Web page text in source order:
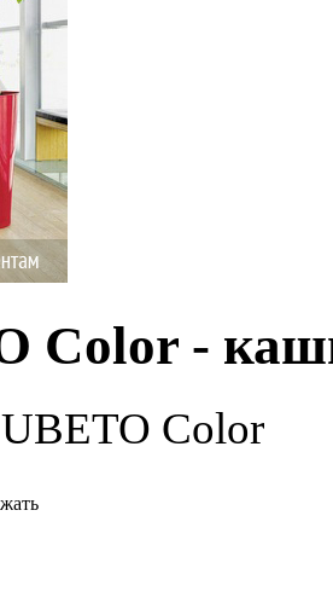
Color -
Color